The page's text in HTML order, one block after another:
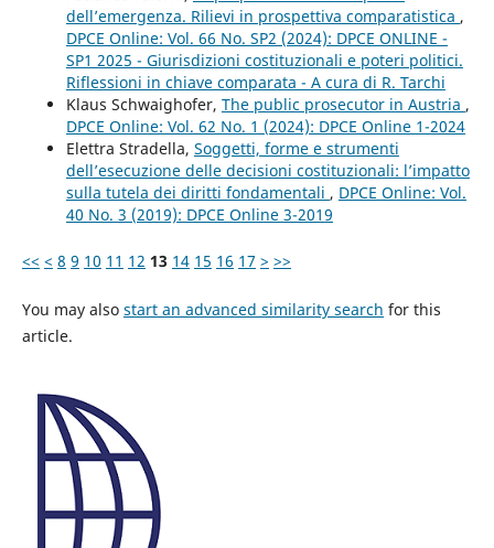
dell’emergenza. Rilievi in prospettiva comparatistica ,
DPCE Online: Vol. 66 No. SP2 (2024): DPCE ONLINE -
SP1 2025 - Giurisdizioni costituzionali e poteri politici.
Riflessioni in chiave comparata - A cura di R. Tarchi
Klaus Schwaighofer, The public prosecutor in Austria ,
DPCE Online: Vol. 62 No. 1 (2024): DPCE Online 1-2024
Elettra Stradella, Soggetti, forme e strumenti
dell’esecuzione delle decisioni costituzionali: l’impatto
sulla tutela dei diritti fondamentali , DPCE Online: Vol.
40 No. 3 (2019): DPCE Online 3-2019
<< < 8 9 10 11 12 13 14 15 16 17 > >>
You may also start an advanced similarity search for this
article.